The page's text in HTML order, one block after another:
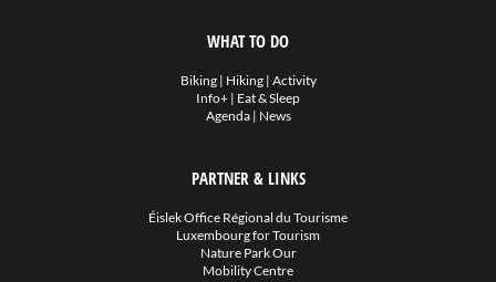
WHAT TO DO
Biking| Hiking| Activity
Info+ | Eat & Sleep
Agenda| News
PARTNER & LINKS
Éislek Office Régional du Tourisme
Luxembourg for Tourism
Nature Park Our
Mobility Centre